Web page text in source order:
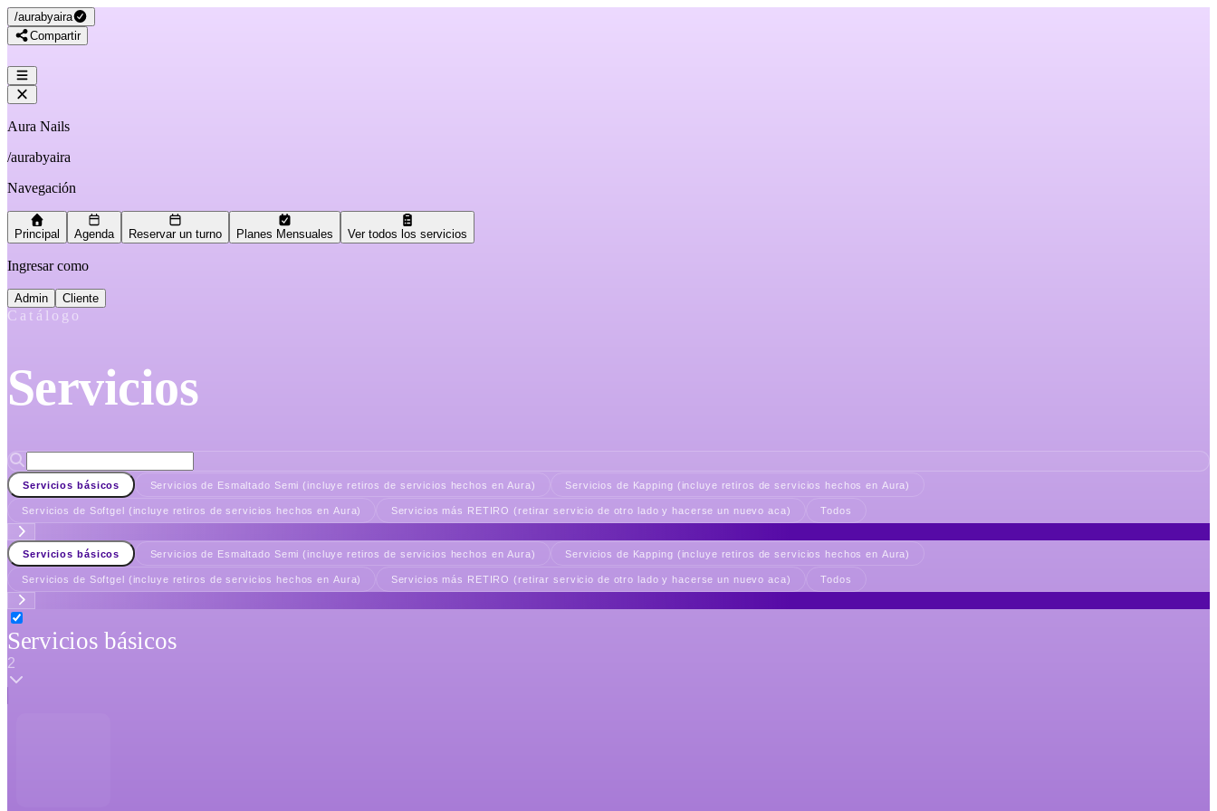
/aurabyaira
Compartir
Aura Nails
/aurabyaira
Navegación
Principal Agenda Reservar un turno Planes Mensuales Ver todos los servicios
Ingresar como
Admin Cliente
Catálogo
Servicios
Servicios básicos Servicios de Esmaltado Semi (incluye retiros de servicios hechos en Aura) Servicios de Kapping (incluye retiros de servicios hechos en Aura)
Servicios de Softgel (incluye retiros de servicios hechos en Aura) Servicios más RETIRO (retirar servicio de otro lado y hacerse un nuevo aca) Todos
Servicios básicos Servicios de Esmaltado Semi (incluye retiros de servicios hechos en Aura) Servicios de Kapping (incluye retiros de servicios hechos en Aura)
Servicios de Softgel (incluye retiros de servicios hechos en Aura) Servicios más RETIRO (retirar servicio de otro lado y hacerse un nuevo aca) Todos
Servicios básicos
2